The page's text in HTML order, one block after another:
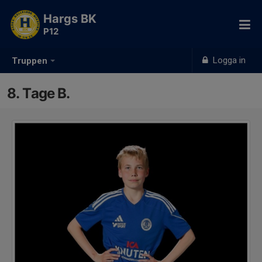
Truppen Logga in
Hargs BK
P12
8. Tage B.